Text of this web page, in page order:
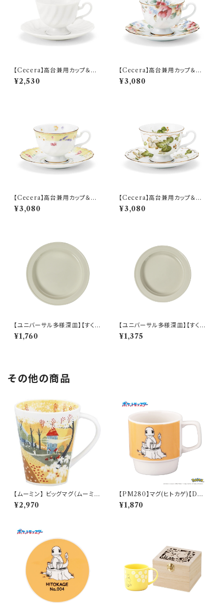
【Cecera】高台兼用カップ＆ソ
ーサー【CE1000-28K】
¥2,530
【Cecera】高台兼用カップ＆ソ
ーサー【CE1005-28K】
¥3,080
【Cecera】高台兼用カップ＆ソ
ーサー【CE1033-28K】
¥3,080
【Cecera】高台兼用カップ＆ソ
ーサー【CE1034-28K】
¥3,080
【ユニバーサル多様深皿】【すくい
やすいうつわ】21cm ディーププ
レート（ホワイト）【NB10】
¥1,760
【ユニバーサル多様深皿】【すくい
やすいうつわ】19cm ディーププ
レート（ホワイト）【NB10】
¥1,375
その他の商品
【ムーミン】 ビッグマグ（ムーミン
ハウス）【MM3200】MM3204
-35
¥2,970
【PM280】マグ(ヒトカゲ)【Dail
y Sketch】PM282-11
¥1,870